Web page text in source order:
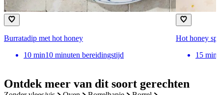
Ontdek meer van dit soort gerechten
Burratadip met hot honey
10 min10 minuten bereidingstijd
Hot honey
15 min